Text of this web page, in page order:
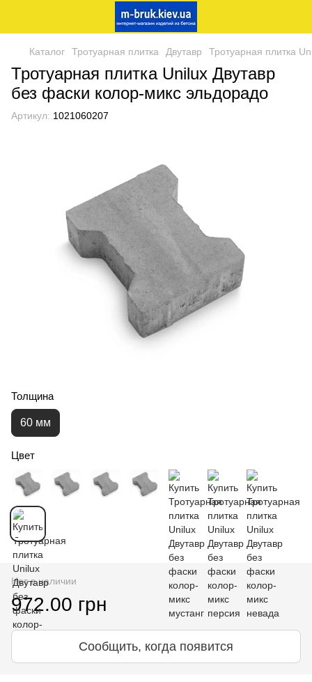
Каталог Тротуарная плитка Двутавр Тротуарная плитка
Тротуарная плитка Unilux Двутавр
без фаски колор-микс эльдорадо
Артикул: 1021060207
Толщина
60 мм
Цвет
Нет в наличии
972.00 грн
Сообщить, когда появится